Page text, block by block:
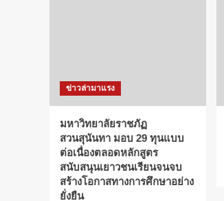
ข่าวล่ามาแรง
มหาวิทยาลัยราชภัฏ
สวนสุนันทา มอบ 29 ทุนแบบ
ต่อเนื่องตลอดหลักสูตร
สนับสนุนเยาวชนเรียนจนจบ
สร้างโอกาสทางการศึกษาอย่าง
ยั่งยืน